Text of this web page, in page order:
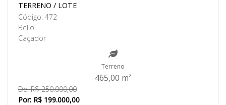
TERRENO / LOTE
Código: 472
Bello
Caçador
Terreno
465,00 m²
De: R$ 250.000,00
Por: R$ 199.000,00